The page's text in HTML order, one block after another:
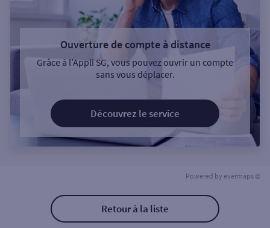
Ouverture de compte à distance
Grâce à l’Appli SG, vous pouvez ouvrir un compte
sans vous déplacer.
Découvrez le service
Powered by evermaps ©
Retour à la liste